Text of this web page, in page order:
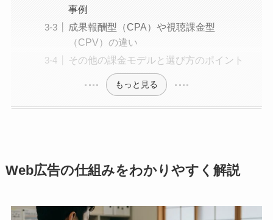
事例
成果報酬型（CPA）や視聴課金型
（CPV）の違い
その他の課金モデルと選び方のポイント
もっと見る
Web広告の仕組みをわかりやすく解説